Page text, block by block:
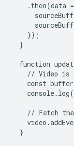
.then(data
    });
  }
function
// Video is
const
// Fetch
  }